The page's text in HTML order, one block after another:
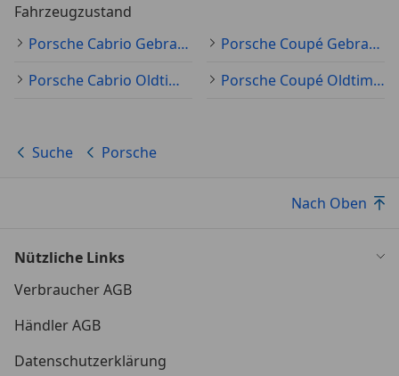
Fahrzeugzustand
Porsche Cabrio Gebraucht
Porsche Coupé Gebraucht
Porsche Cabrio Oldtimer
Porsche Coupé Oldtimer
Suche Porsche
Nach Oben
Nützliche Links
Verbraucher AGB
Händler AGB
Datenschutzerklärung